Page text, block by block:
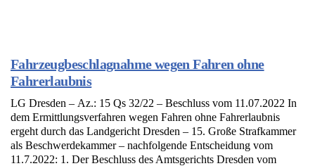
Fahrzeugbeschlagnahme wegen Fahren ohne
Fahrerlaubnis
LG Dresden – Az.: 15 Qs 32/22 – Beschluss vom 11.07.2022 In
dem Ermittlungsverfahren wegen Fahren ohne Fahrerlaubnis
ergeht durch das Landgericht Dresden – 15. Große Strafkammer
als Beschwerdekammer – nachfolgende Entscheidung vom
11.7.2022: 1. Der Beschluss des Amtsgerichts Dresden vom